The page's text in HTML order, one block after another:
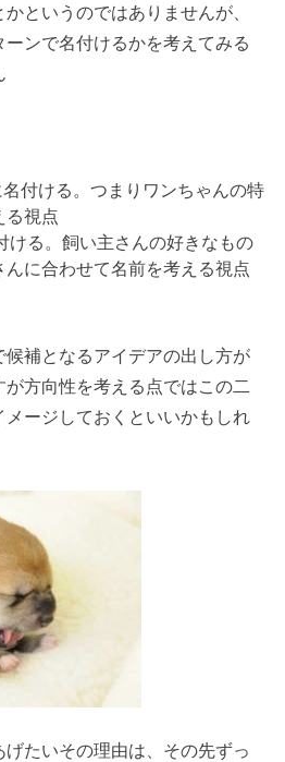
というのではありませんが、
ンで名付けるかを考えてみる
付ける。つまりワンちゃんの特
る視点
ける。飼い主さんの好きなもの
に合わせて名前を考える視点
候補となるアイデアの出し方が
方向性を考える点ではこの二
ージしておくといいかもしれ
げたいその理由は、その先ずっ